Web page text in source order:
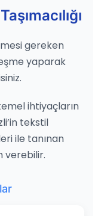
gereken
yaparak
ihtiyaçların
tekstil
ile tanınan
verebilir.